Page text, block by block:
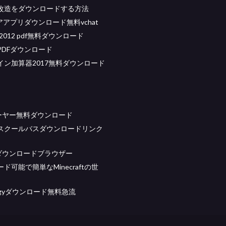
造をダウンロードする方法
アプリダウンロード無料vchat
pdf無料ダウンロード
ダウンロード
ン加算器2017無料ダウンロード
ー無料ダウンロード
クールバスダウンロードリンク
ンロードブラウザー
ド可能で簡単なMinecraftの世
ダウンロード無料急流